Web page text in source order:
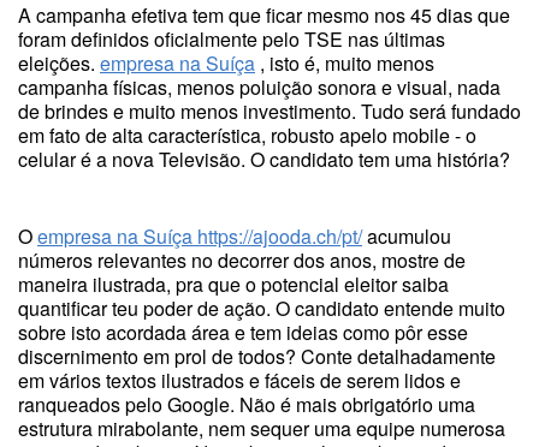
A campanha efetiva tem que ficar mesmo nos 45 dias que
foram definidos oficialmente pelo TSE nas últimas
eleições. empresa na Suíça , isto é, muito menos
campanha físicas, menos poluição sonora e visual, nada
de brindes e muito menos investimento. Tudo será fundado
em fato de alta característica, robusto apelo mobile - o
celular é a nova Televisão. O candidato tem uma história?
Oempresa na Suíça https://ajooda.ch/pt/acumulou
números relevantes no decorrer dos anos, mostre de
maneira ilustrada, pra que o potencial eleitor saiba
quantificar teu poder de ação. O candidato entende muito
sobre isto acordada área e tem ideias como pôr esse
discernimento em prol de todos? Conte detalhadamente
em vários textos ilustrados e fáceis de serem lidos e
ranqueados pelo Google. Não é mais obrigatório uma
estrutura mirabolante, nem sequer uma equipe numerosa